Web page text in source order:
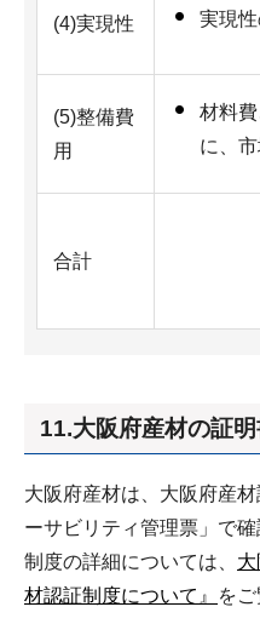
(4)実現性 実現
(5)整備費
用
材料
に、
合計
11.大阪府産材の証
大阪府産材は、大阪府産
ーサビリティ管理票」で確
制度の詳細については、
材認証制度について』
をご